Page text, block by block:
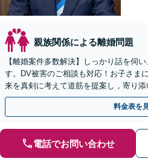
親族関係による離婚問題
【離婚案件多数解決】しっかり話を伺
す。DV被害のご相談も対応！お子さま
来を真剣に考えて道筋を提案し，寄り
求】相手の動きを予測しながら最善の
料金表を
電話でお問い合わせ